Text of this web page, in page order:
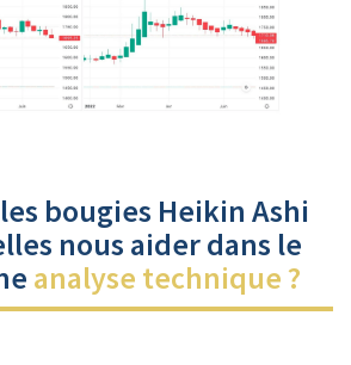
bougies Heikin Ashi
nous aider dans le
analyse technique ?